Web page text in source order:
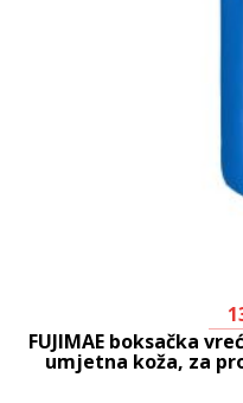
FUJIMAE boksačka
umjetna koža, za